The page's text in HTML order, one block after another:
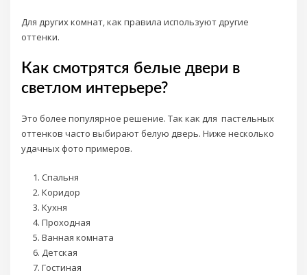
Для других комнат, как правила используют другие
оттенки.
Как смотрятся белые двери в
светлом интерьере?
Это более популярное решение. Так как для пастельных
оттенков часто выбирают белую дверь. Ниже несколько
удачных фото примеров.
Спальня
Коридор
Кухня
Проходная
Ванная комната
Детская
Гостиная